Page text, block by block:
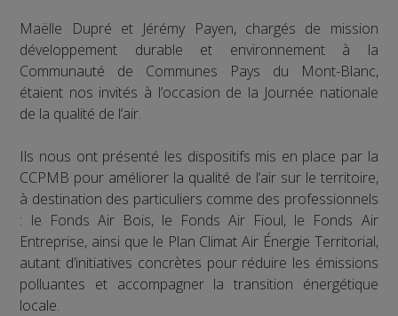
Maëlle Dupré et Jérémy Payen, chargés de mission
développement durable et environnement à la
Communauté de Communes Pays du Mont-Blanc,
étaient nos invités à l’occasion de la Journée nationale
de la qualité de l’air.
Ils nous ont présenté les dispositifs mis en place par la
CCPMB pour améliorer la qualité de l’air sur le territoire,
à destination des particuliers comme des professionnels
: le Fonds Air Bois, le Fonds Air Fioul, le Fonds Air
Entreprise, ainsi que le Plan Climat Air Énergie Territorial,
autant d’initiatives concrètes pour réduire les émissions
polluantes et accompagner la transition énergétique
locale.